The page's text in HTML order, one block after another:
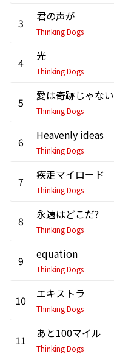
3 君の声が
Thinking Dogs
4 光
Thinking Dogs
5 愛は奇跡じゃない
Thinking Dogs
6 Heavenly ideas
Thinking Dogs
7 疾走マイロード
Thinking Dogs
8 永遠はどこだ?
Thinking Dogs
9 equation
Thinking Dogs
10 エキストラ
Thinking Dogs
11 あと100マイル
Thinking Dogs